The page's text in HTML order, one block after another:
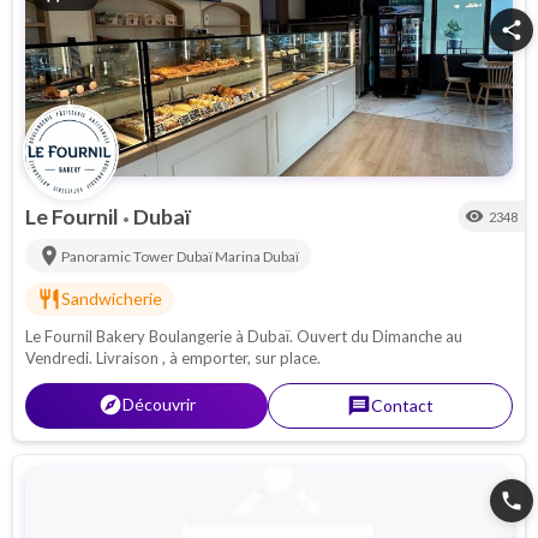
share
Le Fournil • Dubaï visibility 2348
location_on Panoramic Tower Dubaï Marina Dubaï
restaurant Sandwicherie
Le Fournil Bakery Boulangerie à Dubaï. Ouvert du Dimanche au
Vendredi. Livraison , à emporter, sur place.
explorerDécouvrir messageContact
phone